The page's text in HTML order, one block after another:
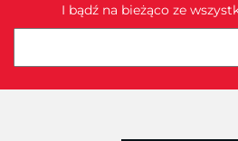
I bądź na bieżąco ze